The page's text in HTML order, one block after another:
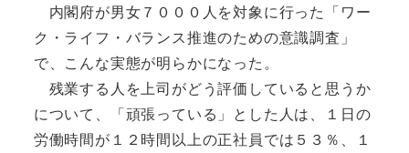
内閣府が男女７０００人を対象に行った「ワー
ク・ライフ・バランス推進のための意識調査」
で、こんな実態が明らかになった。
残業する人を上司がどう評価していると思うか
について、「頑張っている」とした人は、１日の
労働時間が１２時間以上の正社員では５３％、１